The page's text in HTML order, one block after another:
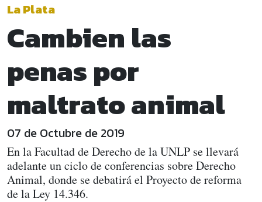
La Plata
Cambien las
penas por
maltrato animal
07 de Octubre de 2019
En la Facultad de Derecho de la UNLP se llevará
adelante un ciclo de conferencias sobre Derecho
Animal, donde se debatirá el Proyecto de reforma
de la Ley 14.346.